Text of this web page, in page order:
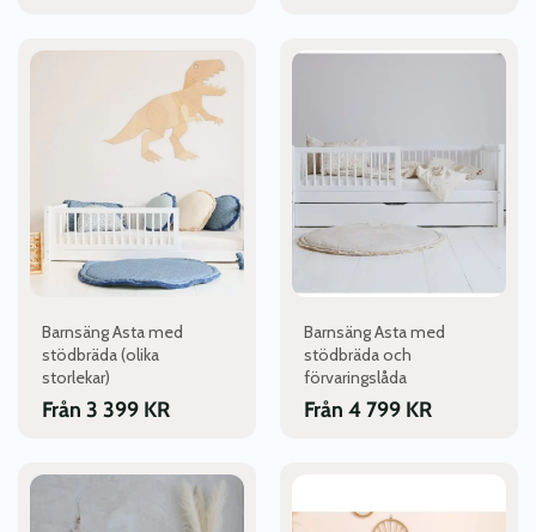
Barnsäng Asta med
stödbräda (olika
storlekar)
Från 3 399 KR
Den
olika
alternativen
kan
produktsidan
Barnsäng Asta med
stödbräda och
förvaringslåda
Från 4 799 KR
Den
flera
varianter.
De
olika
alternativen
kan
produktsidan
Den
produkten
produkten